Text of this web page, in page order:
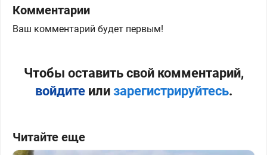
Комментарии
Ваш комментарий будет первым!
Чтобы оставить свой комментарий,
войдитеили зарегистрируйтесь.
Читайте еще